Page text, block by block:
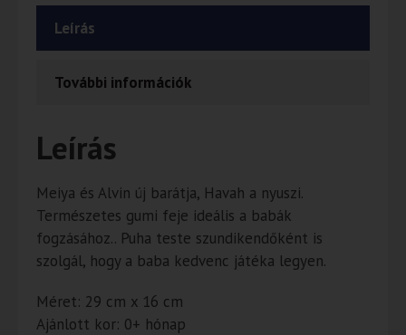
Leírás
További információk
Leírás
Meiya és Alvin új barátja, Havah a nyuszi.
Természetes gumi feje ideális a babák
fogzásához.. Puha teste szundikendőként is
szolgál, hogy a baba kedvenc játéka legyen.
Méret: 29 cm x 16 cm
Ajánlott kor: 0+ hónap